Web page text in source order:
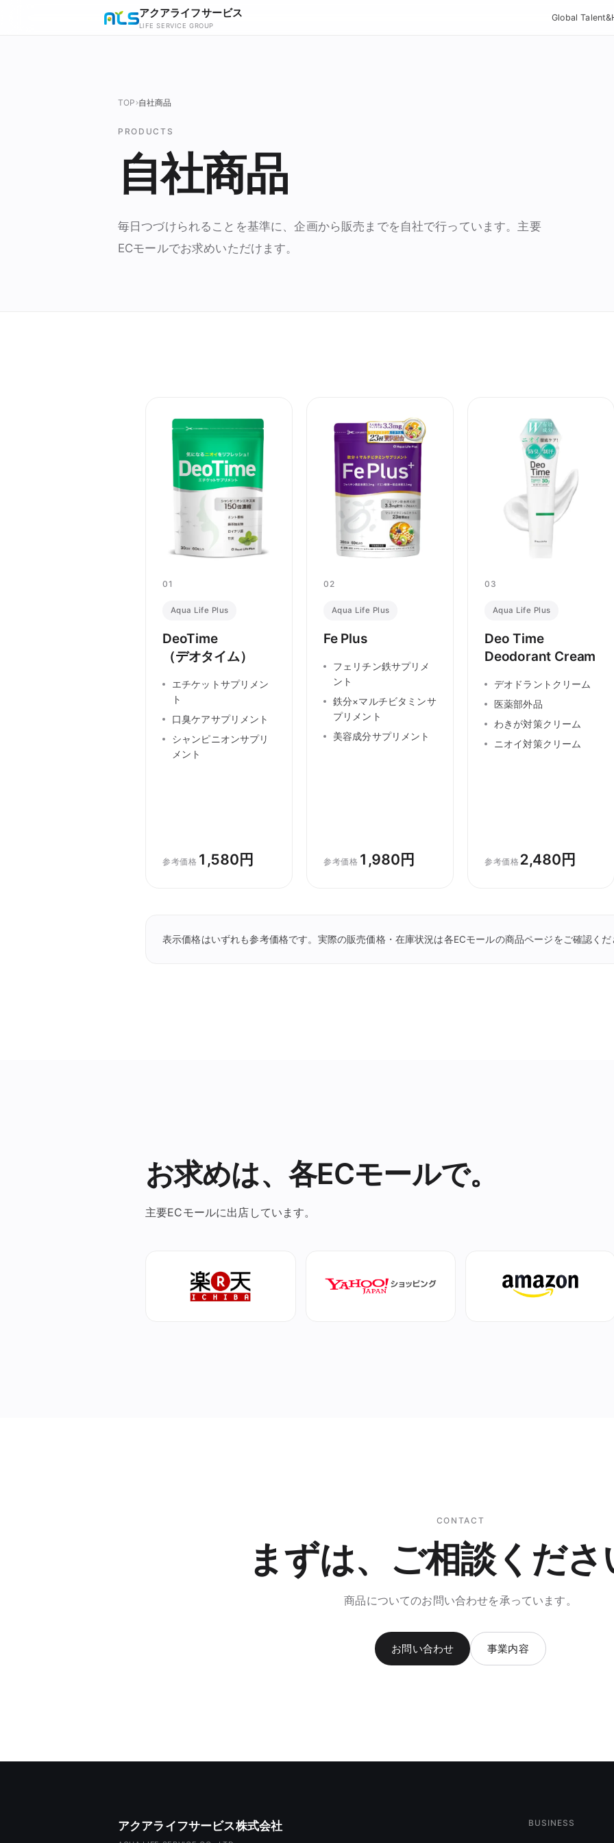
アクアライフサービス
LIFE SERVICE GROUP
Global
TOP 自社商品
PRODUCTS
自社商品
毎日つづけられることを基準に、企画から販売までを自社で行っています。主要
ECモールでお求めいただけます。
01
Aqua Life Plus
DeoTime
（デオタイム）
エチケットサプリメン
ト
口臭ケアサプリメント
シャンピニオンサプリ
メント
参考価格 1,580円
02
Aqua Life Plus
Fe Plus
フェリチン鉄サプリメ
ント
鉄分×マルチビタミンサ
プリメント
美容成分サプリメント
参考価格 1,980円
03
Aqua Life Plus
Deo Time
Deodorant Cream
デオドラントクリーム
医薬部外品
わきが対策クリーム
ニオイ対策クリーム
参考価格 2,480円
表示価格はいずれも参考価格です。実際の販売価格・在庫状況は各ECモールの商品ページをご確認くだ
お求めは、各ECモールで。
主要ECモールに出店しています。
CONTACT
まずは、ご相談くださ
商品についてのお問い合わせを承っています。
お問い合わせ 事業内容
アクアライフサービス株式会社 BUSINESS